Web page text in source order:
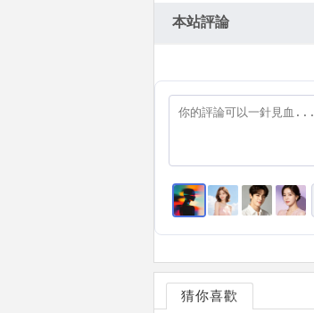
本站評論
猜你喜歡